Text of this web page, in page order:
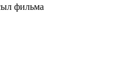
фильма